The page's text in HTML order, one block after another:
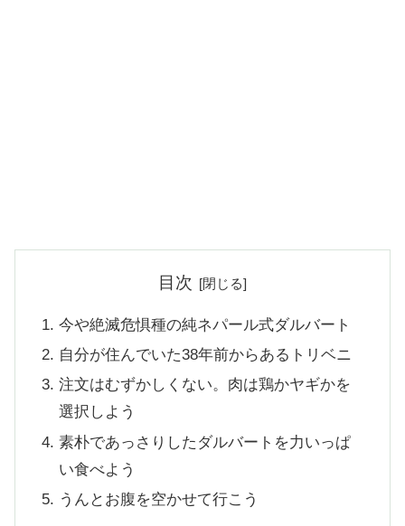
目次
今や絶滅危惧種の純ネパール式ダルバート
自分が住んでいた38年前からあるトリベニ
注文はむずかしくない。肉は鶏かヤギかを
選択しよう
素朴であっさりしたダルバートを力いっぱ
い食べよう
うんとお腹を空かせて行こう